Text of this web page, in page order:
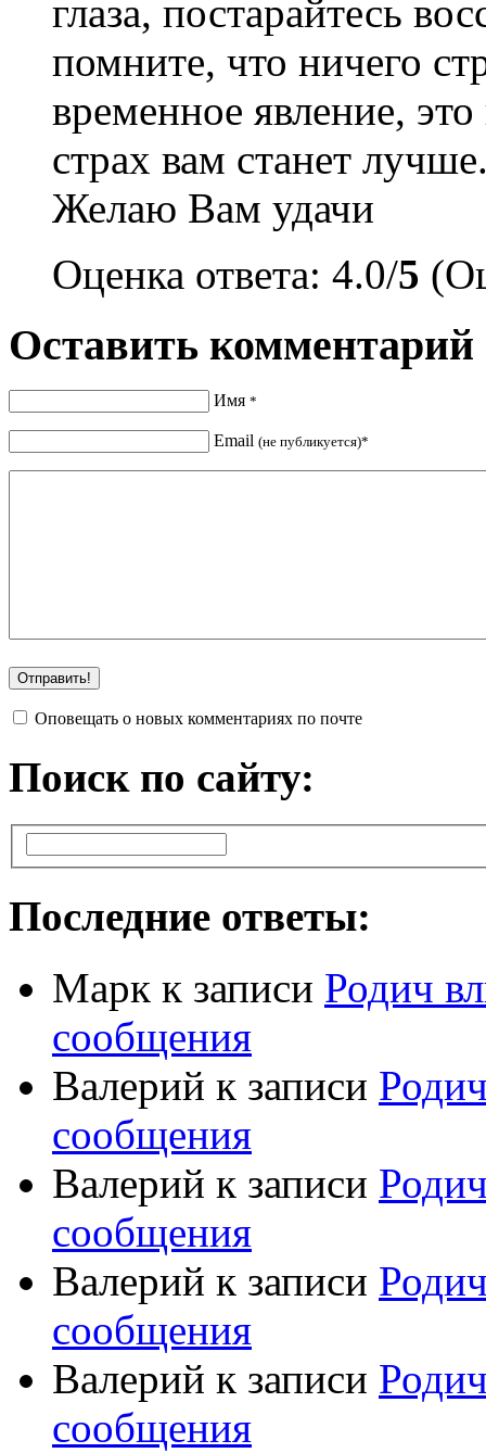
глаза, постарайтесь
помните, что ничего
временное явление,
страх вам станет
Желаю Вам удачи
Оценка ответа: 4.0/5
Оставить комментарий
Имя *
Email (не публикуется)*
Оповещать о новых комментариях по почте
Поиск по сайту:
Последние ответы:
Марк к записи Родич
сообщения
Валерий к записи
сообщения
Валерий к записи
сообщения
Валерий к записи
сообщения
Валерий к записи
сообщения